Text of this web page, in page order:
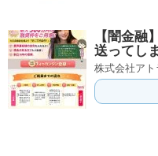
【闇金融
送ってし
株式会社アト